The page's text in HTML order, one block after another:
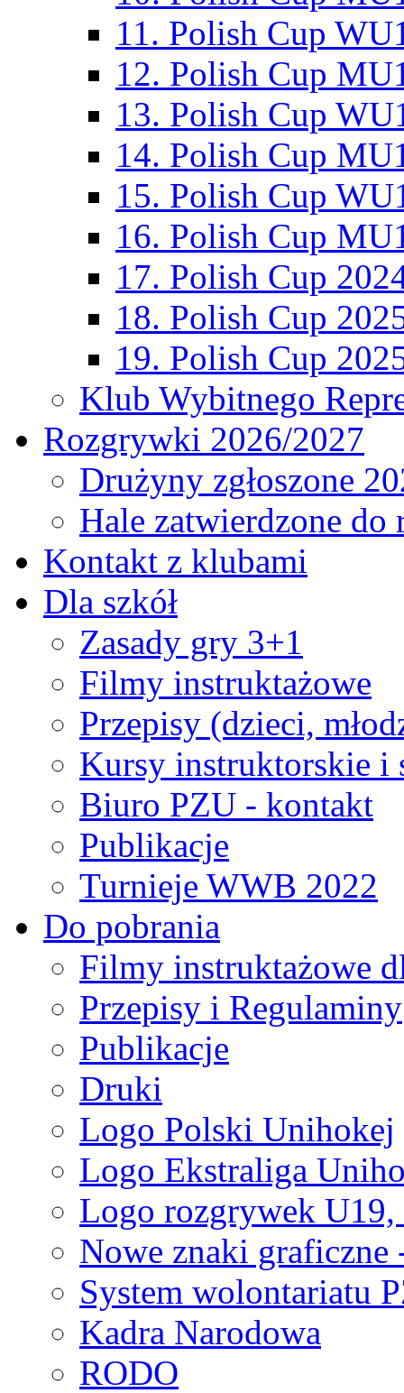
11. Polish Cup
12. Polish Cup
13. Polish Cup
14. Polish Cup
15. Polish Cup
16. Polish Cup
17. Polish Cup
18. Polish Cup
19. Polish Cup
Klub Wybitnego
Rozgrywki 2026/2027
Drużyny zgłoszone
Hale zatwierdzone
Kontakt z klubami
Dla szkół
Zasady gry 3+1
Filmy instruktażowe
Przepisy (dzieci,
Kursy instruktorskie i
Biuro PZU - kontakt
Publikacje
Turnieje WWB 2022
Do pobrania
Filmy instruktażowe
Przepisy i Regulaminy
Publikacje
Druki
Logo Polski Unihokej
Logo Ekstraliga
Logo rozgrywek
Nowe znaki graficzne
System wolontariatu
Kadra Narodowa
RODO